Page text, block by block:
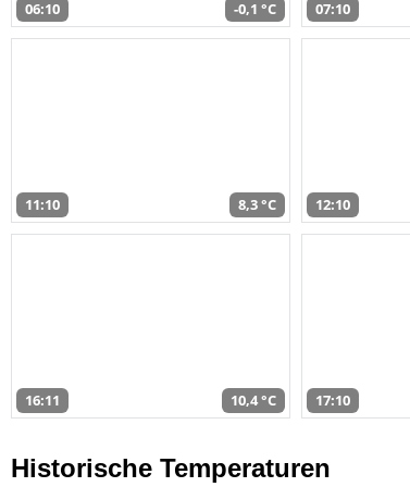
06:10 -0,1 °C 07:10
11:10 8,3 °C 12:10
16:11 10,4 °C 17:10
Historische Temperaturen